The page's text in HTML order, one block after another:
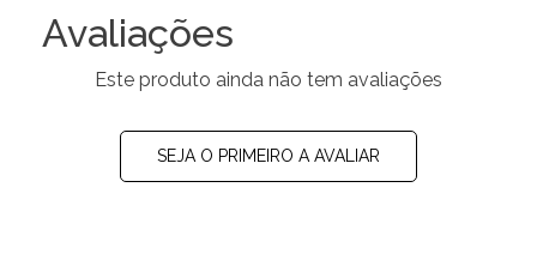
Avaliações
Este produto ainda não tem avaliações
SEJA O PRIMEIRO A AVALIAR